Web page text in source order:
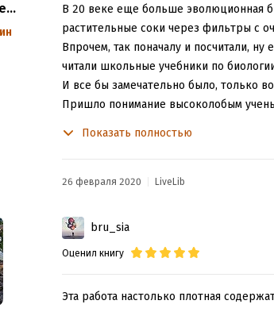
В 20 веке еще больше эволюционная
растительные соки через фильтры с
Впрочем, так поначалу и посчитали,
читали школьные учебники по
И все бы замечательно было, только
Пришло понимание высоколобым
эволюционное дерево моментально
популяционные процессы роль
Столько открытий каждый год делают,
бросить все и идти в эволюционные
популярнуюкнигу Кунина. Если вы не
Показать полностью
26 февраля 2020 LiveLib
bru_sia
Оценил книгу
Эта работа настолько плотная